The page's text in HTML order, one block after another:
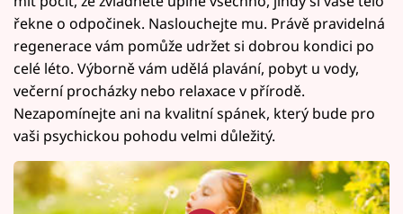
řekne o odpočinek. Naslouchejte mu. Právě pravidelná
regenerace vám pomůže udržet si dobrou kondici po
celé léto. Výborně vám udělá plavání, pobyt u vody,
večerní procházky nebo relaxace v přírodě.
Nezapomínejte ani na kvalitní spánek, který bude pro
vaši psychickou pohodu velmi důležitý.